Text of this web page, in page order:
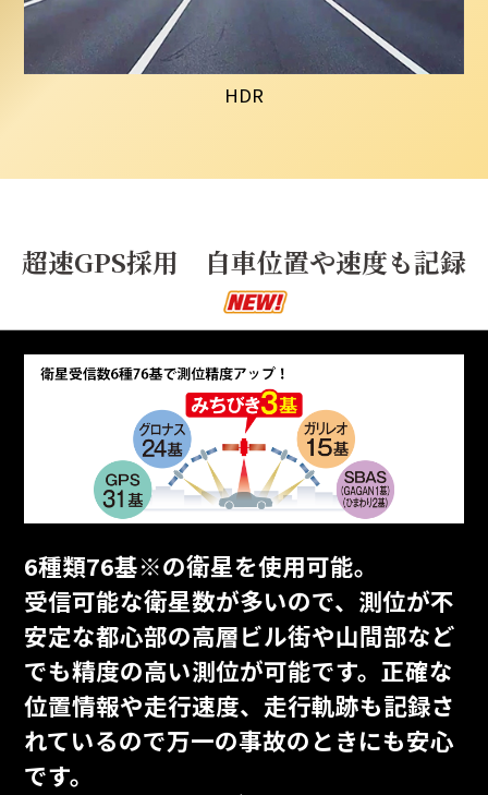
HDR
超速GPS採用 自車位置や速度も記録
6種類76基※の衛星を使用可能。
受信可能な衛星数が多いので、測位が不
安定な都心部の高層ビル街や山間部など
でも精度の高い測位が可能です。正確な
位置情報や走行速度、走行軌跡も記録さ
れているので万一の事故のときにも安心
です。